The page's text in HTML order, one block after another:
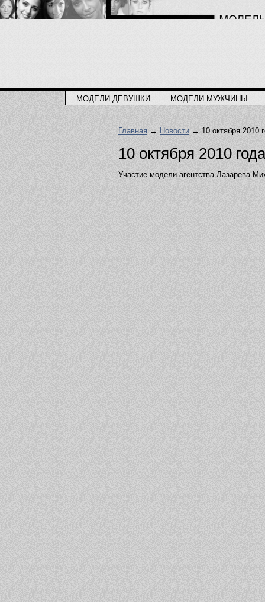
МОДЕЛИ ДЕВУШКИ МОДЕЛИ МУЖЧИНЫ
Главная → Новости → 10 октября 2010
10 октября 2010 года
Участие модели агентства Лазарева